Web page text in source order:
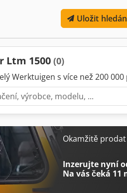
Uložit
Ltm 1500 (0)
Werktuigen s více než 200
Okamžitě
Inzerujte nyní
Na vás čeká 11